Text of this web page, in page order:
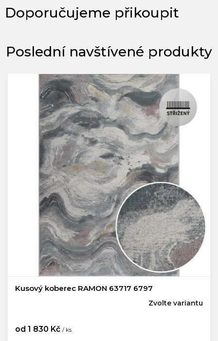
Poslední navštívené produkty
Kusový koberec RAMON 63717 6797
od 1 830 Kč / ks
Zvolte variantu